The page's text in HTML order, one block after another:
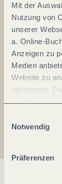
Mit der
Nutzung von
unserer
a. Online-
Anzeigen zu
Medien
Website zu
optimieren.
der
jederzeit
ablehnen"
Notwendig
Präferenzen
Ich erkläre